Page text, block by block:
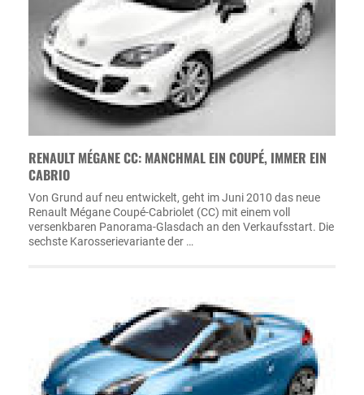
RENAULT MÉGANE CC: MANCHMAL EIN COUPÉ, IMMER EIN
CABRIO
Von Grund auf neu entwickelt, geht im Juni 2010 das neue
Renault Mégane Coupé-Cabriolet (CC) mit einem voll
versenkbaren Panorama-Glasdach an den Verkaufsstart. Die
sechste Karosserievariante der …